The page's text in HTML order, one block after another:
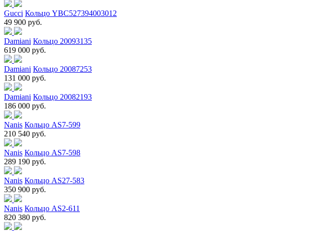
Gucci Кольцо YBC527394003012
49 900 руб.
Damiani Кольцо 20093135
619 000 руб.
Damiani Кольцо 20087253
131 000 руб.
Damiani Кольцо 20082193
186 000 руб.
Nanis Кольцо AS7-599
210 540 руб.
Nanis Кольцо AS7-598
289 190 руб.
Nanis Кольцо AS27-583
350 900 руб.
Nanis Кольцо AS2-611
820 380 руб.